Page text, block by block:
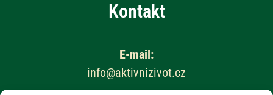
Kontakt
E-mail:
info@aktivnizivot.cz